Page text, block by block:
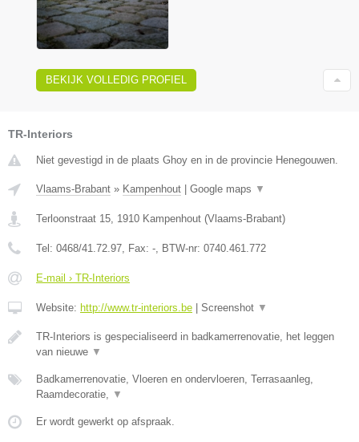
BEKIJK VOLLEDIG PROFIEL
TR-Interiors
Niet gevestigd in de plaats Ghoy en in de provincie Henegouwen.
Vlaams-Brabant » Kampenhout Google maps ▼
Terloonstraat 15, 1910 Kampenhout (Vlaams-Brabant)
Tel: 0468/41.72.97, Fax: -, BTW-nr: 0740.461.772
E-mail › TR-Interiors
Website: http://www.tr-interiors.be Screenshot ▼
TR-Interiors is gespecialiseerd in badkamerrenovatie, het leggen
van nieuwe ▼
Badkamerrenovatie, Vloeren en ondervloeren, Terrasaanleg,
Raamdecoratie, ▼
Er wordt gewerkt op afspraak.